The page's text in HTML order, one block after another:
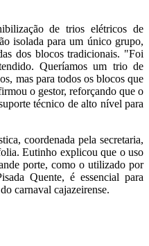
de trios elétricos de
isolada para um único grupo,
dos blocos tradicionais. "Foi
Queríamos um trio de
mas para todos os blocos que
o gestor, reforçando que o
técnico de alto nível para
coordenada pela secretaria,
Eutinho explicou que o uso
porte, como o utilizado por
Quente, é essencial para
carnaval cajazeirense.